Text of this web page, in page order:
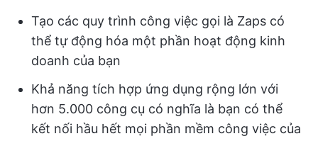
Tạo các quy trình công việc gọi là Zaps có
thể tự động hóa một phần hoạt động kinh
doanh của bạn
Khả năng tích hợp ứng dụng rộng lớn với
hơn 5.000 công cụ có nghĩa là bạn có thể
kết nối hầu hết mọi phần mềm công việc của